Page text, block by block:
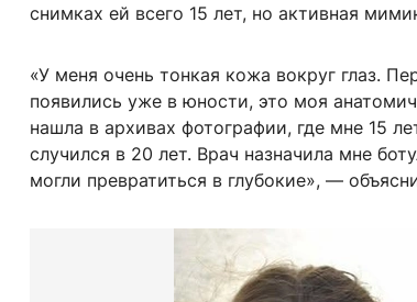
снимках ей всего 15 лет, но активная
«У меня очень тонкая кожа вокруг глаз.
появились уже в юности, это моя
нашла в архивах фотографии, где мне 15
случился в 20 лет. Врач назначила мне
могли превратиться в глубокие», —